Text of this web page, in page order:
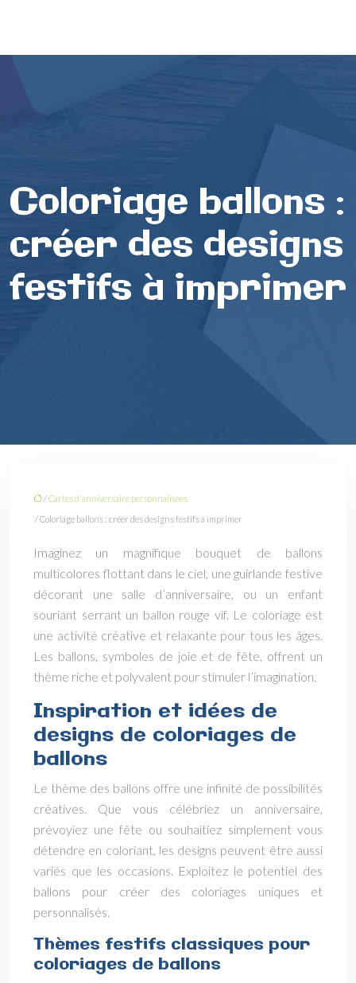
Coloriage ballons :
créer des designs
festifs à imprimer
/Cartes d'anniversaire personnalisées
/ Coloriage ballons : créer des designs festifs à imprimer
Imaginez un magnifique bouquet de ballons
multicolores flottant dans le ciel, une guirlande festive
décorant une salle d’anniversaire, ou un enfant
souriant serrant un ballon rouge vif. Le coloriage est
une activité créative et relaxante pour tous les âges.
Les ballons, symboles de joie et de fête, offrent un
thème riche et polyvalent pour stimuler l’imagination.
Inspiration et idées de
designs de coloriages de
ballons
Le thème des ballons offre une infinité de possibilités
créatives. Que vous célébriez un anniversaire,
prévoyiez une fête ou souhaitiez simplement vous
détendre en coloriant, les designs peuvent être aussi
variés que les occasions. Exploitez le potentiel des
ballons pour créer des coloriages uniques et
personnalisés.
Thèmes festifs classiques pour
coloriages de ballons